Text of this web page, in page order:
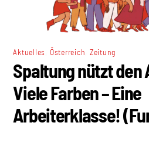
Aktuelles Österreich Zeitung
Spaltung nützt den
Viele Farben – Eine
Arbeiterklasse!